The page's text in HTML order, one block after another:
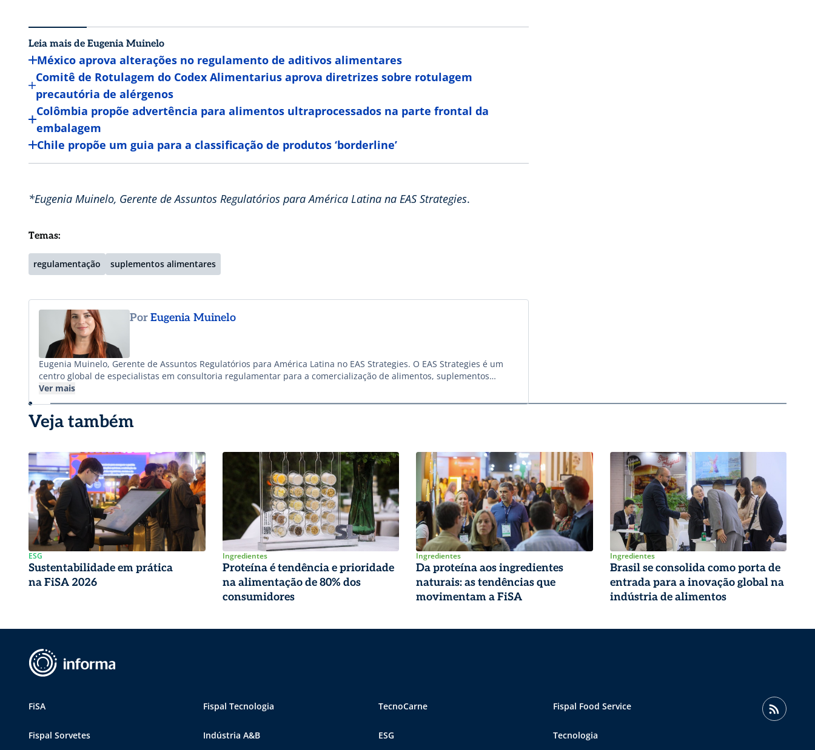
Leia mais de Eugenia Muinelo
México aprova alterações no regulamento de aditivos alimentares
Comitê de Rotulagem do Codex Alimentarius aprova diretrizes sobre rotulagem
precautória de alérgenos
Colômbia propõe advertência para alimentos ultraprocessados na parte frontal da
embalagem
Chile propõe um guia para a classificação de produtos ‘borderline’
*Eugenia Muinelo, Gerente de Assuntos Regulatórios para América Latina na EAS Strategies.
Temas:
regulamentação suplementos alimentares
PorEugenia Muinelo
Eugenia Muinelo, Gerente de Assuntos Regulatórios para América Latina no EAS Strategies. O EAS Strategies é um
centro global de especialistas em consultoria regulamentar para a comercialização de alimentos, suplementos
alimentares e matérias-primas. Oferecemos cobertura com abrangência regional, incluindo todos os países da região
da América Latina. EAS Strategies também possui escritórios em outras regiões, abrangendo os países da União
Europeia, África, Oriente Médio, Oceania, Rússia, e Comunidade dos Estados Independentes (CEI) e países do
Sudeste Asiático.
Ver mais
Veja também
ESG
Sustentabilidade em prática
na FiSA 2026
Ingredientes
Proteína é tendência e prioridade
na alimentação de 80% dos
consumidores
Ingredientes
Da proteína aos ingredientes
naturais: as tendências que
movimentam a FiSA
Ingredientes
Brasil se consolida como porta de
entrada para a inovação global na
indústria de alimentos
FiSA Fispal Tecnologia TecnoCarne Fispal Food Service
Fispal Sorvetes Indústria A&B ESG Tecnologia